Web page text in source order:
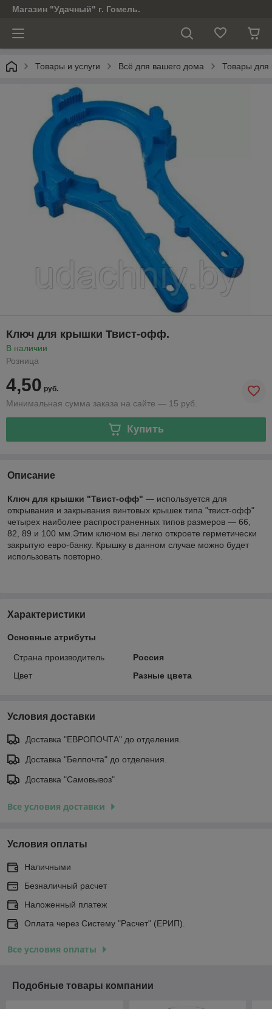
Магазин "Удачный" г. Гомель.
Товары и услуги Всё для вашего дома Товары для
Ключ для крышки Твист-офф.
В наличии
Розница
4,50 руб.
Минимальная сумма заказа на сайте — 15 руб.
Купить
Описание
Ключ для крышки "Твист-офф" ― используется для
открывания и закрывания винтовых крышек типа "твист-офф"
четырех наиболее распространенных типов размеров ― 66,
82, 89 и 100 мм.Этим ключом вы легко откроете герметически
закрытую евро-банку. Крышку в данном случае можно будет
использовать повторно.
Характеристики
Основные атрибуты
Страна производитель
Россия
Цвет
Разные цвета
Условия доставки
Доставка "ЕВРОПОЧТА" до отделения.
Доставка "Белпочта" до отделения.
Доставка "Самовывоз"
Все условия доставки
Условия оплаты
Наличными
Безналичный расчет
Наложенный платеж
Оплата через Систему "Расчет" (ЕРИП).
Все условия оплаты
Подобные товары компании